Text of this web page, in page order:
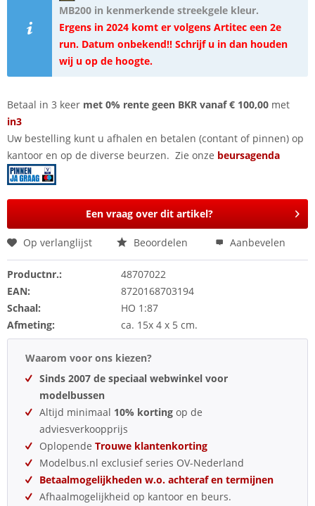
MB200 in kenmerkende streekgele kleur.
Ergens in 2024 komt er volgens Artitec een 2e
run. Datum onbekend!! Schrijf u in dan houden
wij u op de hoogte.
Betaal in 3 keer met 0% rente geen BKR vanaf € 100,00 met
in3
Uw bestelling kunt u afhalen en betalen (contant of pinnen) op
kantoor en op de diverse beurzen. Zie onze beursagenda
Een vraag over dit artikel?
Op verlanglijst Beoordelen Aanbevelen
Productnr.:
48707022
EAN:
8720168703194
Schaal:
HO 1:87
Afmeting:
ca. 15x 4 x 5 cm.
Waarom voor ons kiezen?
Sinds 2007 de speciaal webwinkel voor
modelbussen
Altijd minimaal 10% korting op de
adviesverkoopprijs
Oplopende Trouwe klantenkorting
Modelbus.nl exclusief series OV-Nederland
Betaalmogelijkheden w.o. achteraf en termijnen
Afhaalmogelijkheid op kantoor en beurs.